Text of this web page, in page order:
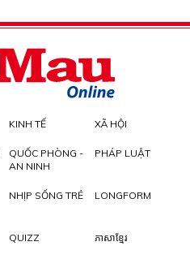
KINH TẾ XÃ HỘI
QUỐC PHÒNG -
AN NINH
PHÁP LUẬT
NHỊP SỐNG TRẺ LONGFORM
QUIZZ ភាសាខ្មែរ